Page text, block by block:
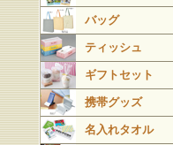
バッグ
ティッシュ
ギフトセット
携帯グッズ
名入れタオル